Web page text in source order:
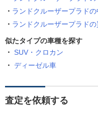
ランドクルーザープラド
ランドクルーザープラド
似たタイプの車種を探す
SUV・クロカン
ディーゼル車
査定を依頼する